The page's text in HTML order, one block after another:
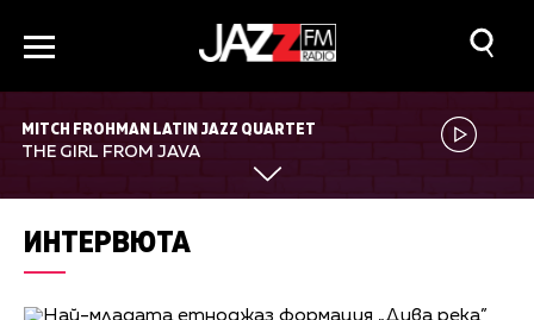
MITCH FROHMAN LATIN JAZZ QUARTET
THE GIRL FROM JAVA
ИНТЕРВЮТА